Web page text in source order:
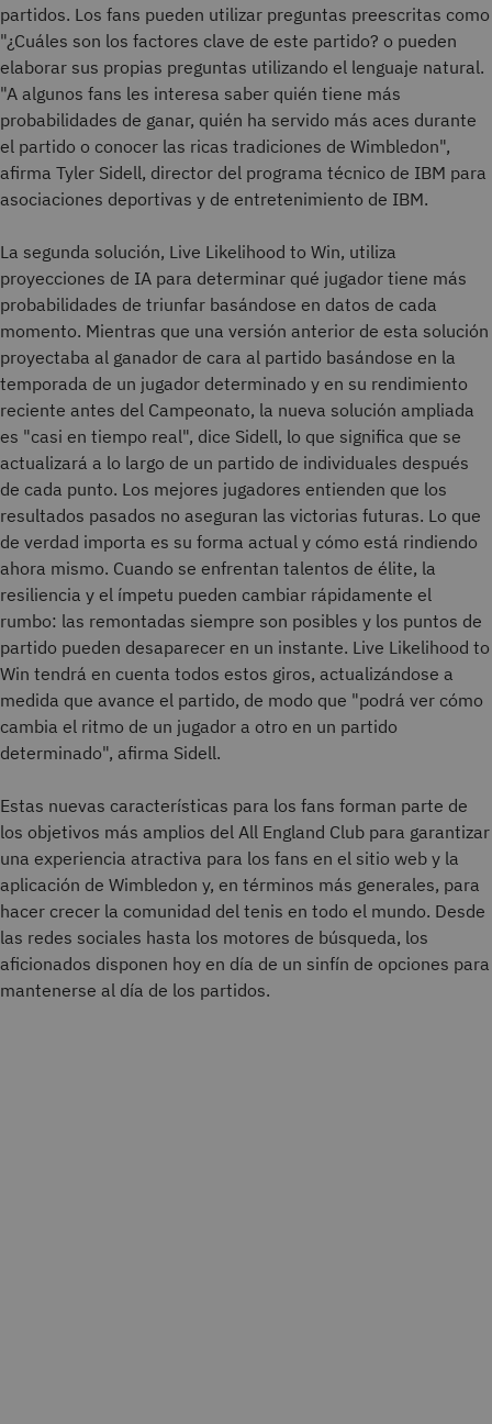
partidos. Los fans pueden utilizar preguntas preescritas como
"¿Cuáles son los factores clave de este partido? o pueden
elaborar sus propias preguntas utilizando el lenguaje natural.
"A algunos fans les interesa saber quién tiene más
probabilidades de ganar, quién ha servido más aces durante
el partido o conocer las ricas tradiciones de Wimbledon",
afirma Tyler Sidell, director del programa técnico de IBM para
asociaciones deportivas y de entretenimiento de IBM.
La segunda solución, Live Likelihood to Win, utiliza
proyecciones de IA para determinar qué jugador tiene más
probabilidades de triunfar basándose en datos de cada
momento. Mientras que una versión anterior de esta solución
proyectaba al ganador de cara al partido basándose en la
temporada de un jugador determinado y en su rendimiento
reciente antes del Campeonato, la nueva solución ampliada
es "casi en tiempo real", dice Sidell, lo que significa que se
actualizará a lo largo de un partido de individuales después
de cada punto. Los mejores jugadores entienden que los
resultados pasados no aseguran las victorias futuras. Lo que
de verdad importa es su forma actual y cómo está rindiendo
ahora mismo. Cuando se enfrentan talentos de élite, la
resiliencia y el ímpetu pueden cambiar rápidamente el
rumbo: las remontadas siempre son posibles y los puntos de
partido pueden desaparecer en un instante. Live Likelihood to
Win tendrá en cuenta todos estos giros, actualizándose a
medida que avance el partido, de modo que "podrá ver cómo
cambia el ritmo de un jugador a otro en un partido
determinado", afirma Sidell.
Estas nuevas características para los fans forman parte de
los objetivos más amplios del All England Club para garantizar
una experiencia atractiva para los fans en el sitio web y la
aplicación de Wimbledon y, en términos más generales, para
hacer crecer la comunidad del tenis en todo el mundo. Desde
las redes sociales hasta los motores de búsqueda, los
aficionados disponen hoy en día de un sinfín de opciones para
mantenerse al día de los partidos.